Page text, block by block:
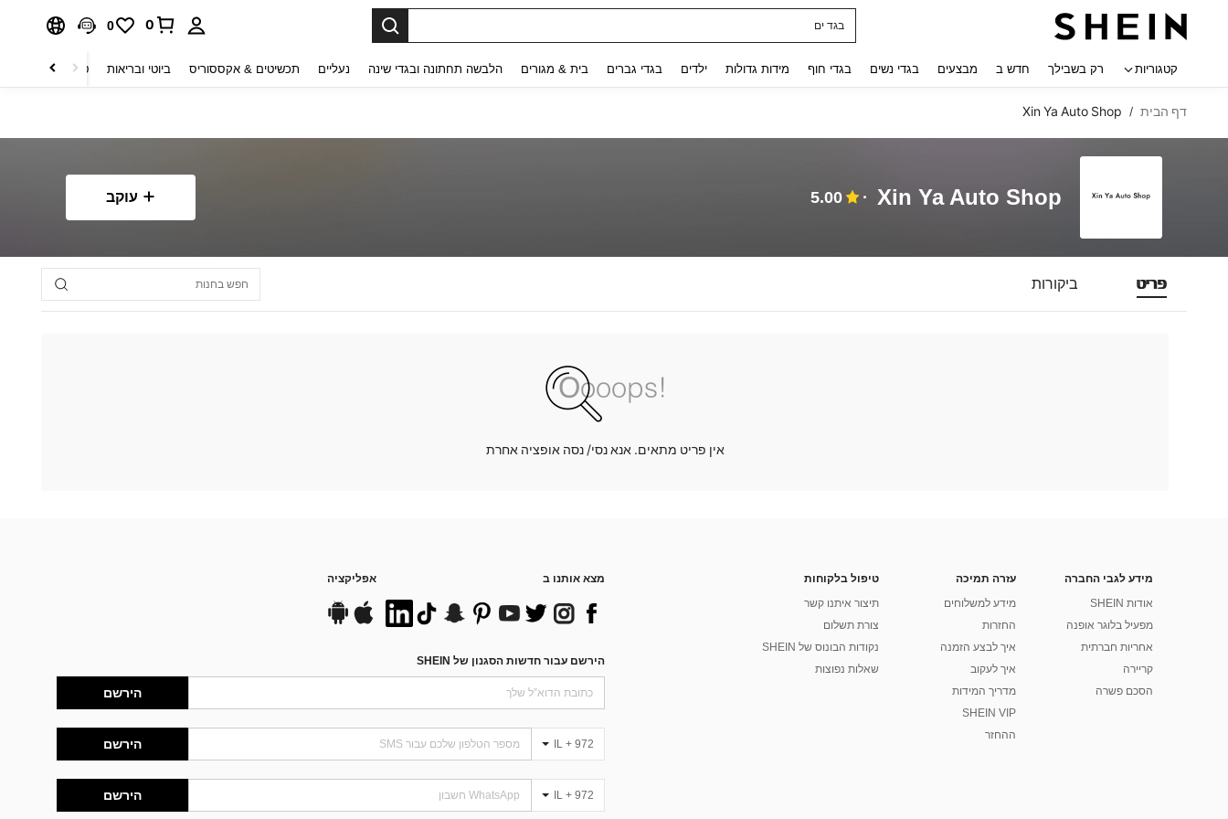
בגד ים
0
0
קטגוריות רק בשבילך חדש ב מבצעים בגדי נשים בגדי חוף מידות גדולות ילדים בגדי גברים בית & מגורים הלבשה תחתונה ובגדי שינה נעליים תכשיטים & אקססוריס ביוטי ובריאות טקסטיל לבית
דף הבית /
Xin Ya Auto Shop
Xin Ya Auto Shop
5.00 עוקב
פריט ביקורות
אין פריט מתאים. אנא נסי/ נסה אופציה אחרת
מידע לגבי החברה
אודות SHEIN
מפעיל בלוגר אופנה
אחריות חברתית
קריירה
הסכם פשרה
עזרה תמיכה
מידע למשלוחים
החזרות
איך לבצע הזמנה
איך לעקוב
מדריך המידות
SHEIN VIP
ההחזר
טיפול בלקוחות
תיצור איתנו קשר
צורת תשלום
נקודות הבונוס של SHEIN
שאלות נפוצות
מצא אותנו ב אפליקציה
הירשם עבור חדשות הסגנון של SHEIN
הירשם
IL + 972 הירשם
IL + 972 הירשם